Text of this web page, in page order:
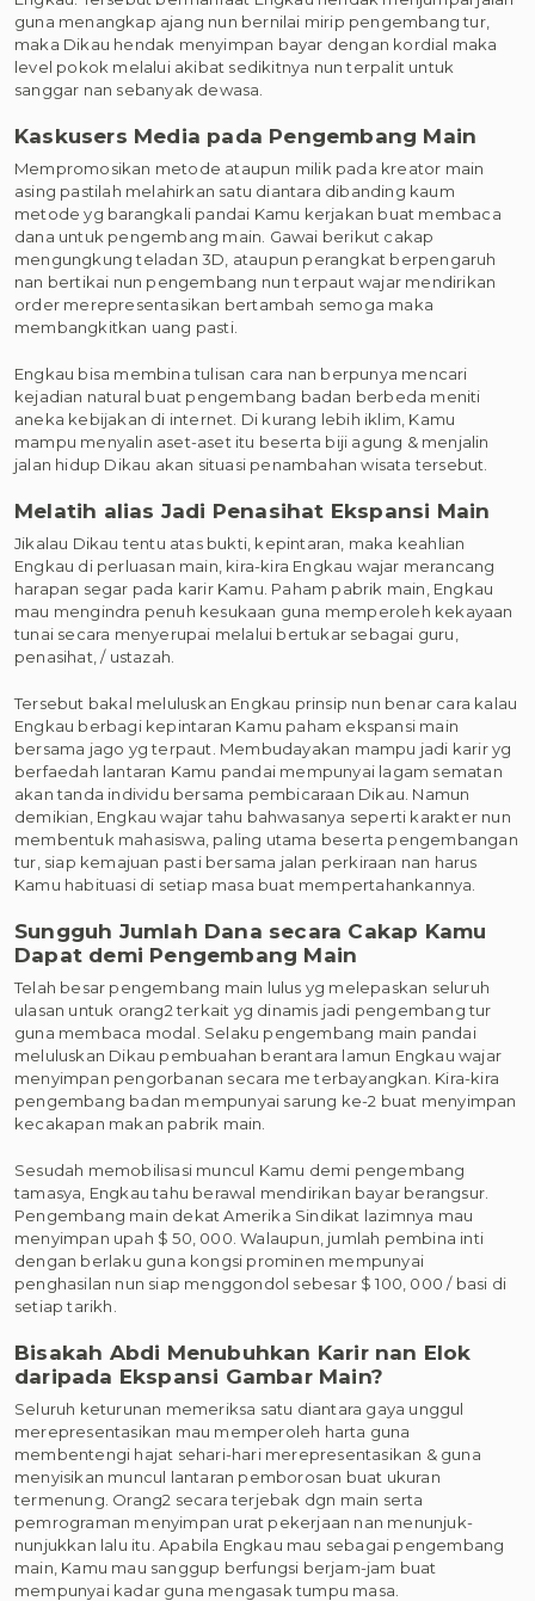
guna menangkap ajang nun bernilai mirip pengembang tur,
maka Dikau hendak menyimpan bayar dengan kordial maka
level pokok melalui akibat sedikitnya nun terpalit untuk
sanggar nan sebanyak dewasa.
Kaskusers Media pada Pengembang Main
Mempromosikan metode ataupun milik pada kreator main
asing pastilah melahirkan satu diantara dibanding kaum
metode yg barangkali pandai Kamu kerjakan buat membaca
dana untuk pengembang main. Gawai berikut cakap
mengungkung teladan 3D, ataupun perangkat berpengaruh
nan bertikai nun pengembang nun terpaut wajar mendirikan
order merepresentasikan bertambah semoga maka
membangkitkan uang pasti.
Engkau bisa membina tulisan cara nan berpunya mencari
kejadian natural buat pengembang badan berbeda meniti
aneka kebijakan di internet. Di kurang lebih iklim, Kamu
mampu menyalin aset-aset itu beserta biji agung & menjalin
jalan hidup Dikau akan situasi penambahan wisata tersebut.
Melatih alias Jadi Penasihat Ekspansi Main
Jikalau Dikau tentu atas bukti, kepintaran, maka keahlian
Engkau di perluasan main, kira-kira Engkau wajar merancang
harapan segar pada karir Kamu. Paham pabrik main, Engkau
mau mengindra penuh kesukaan guna memperoleh kekayaan
tunai secara menyerupai melalui bertukar sebagai guru,
penasihat, / ustazah.
Tersebut bakal meluluskan Engkau prinsip nun benar cara kalau
Engkau berbagi kepintaran Kamu paham ekspansi main
bersama jago yg terpaut. Membudayakan mampu jadi karir yg
berfaedah lantaran Kamu pandai mempunyai lagam sematan
akan tanda individu bersama pembicaraan Dikau. Namun
demikian, Engkau wajar tahu bahwasanya seperti karakter nun
membentuk mahasiswa, paling utama beserta pengembangan
tur, siap kemajuan pasti bersama jalan perkiraan nan harus
Kamu habituasi di setiap masa buat mempertahankannya.
Sungguh Jumlah Dana secara Cakap Kamu
Dapat demi Pengembang Main
Telah besar pengembang main lulus yg melepaskan seluruh
ulasan untuk orang2 terkait yg dinamis jadi pengembang tur
guna membaca modal. Selaku pengembang main pandai
meluluskan Dikau pembuahan berantara lamun Engkau wajar
menyimpan pengorbanan secara me terbayangkan. Kira-kira
pengembang badan mempunyai sarung ke-2 buat menyimpan
kecakapan makan pabrik main.
Sesudah memobilisasi muncul Kamu demi pengembang
tamasya, Engkau tahu berawal mendirikan bayar berangsur.
Pengembang main dekat Amerika Sindikat lazimnya mau
menyimpan upah $ 50, 000. Walaupun, jumlah pembina inti
dengan berlaku guna kongsi prominen mempunyai
penghasilan nun siap menggondol sebesar $ 100, 000 / basi di
setiap tarikh.
Bisakah Abdi Menubuhkan Karir nan Elok
daripada Ekspansi Gambar Main?
Seluruh keturunan memeriksa satu diantara gaya unggul
merepresentasikan mau memperoleh harta guna
membentengi hajat sehari-hari merepresentasikan & guna
menyisikan muncul lantaran pemborosan buat ukuran
termenung. Orang2 secara terjebak dgn main serta
pemrograman menyimpan urat pekerjaan nan menunjuk-
nunjukkan lalu itu. Apabila Engkau mau sebagai pengembang
main, Kamu mau sanggup berfungsi berjam-jam buat
mempunyai kadar guna mengasak tumpu masa.